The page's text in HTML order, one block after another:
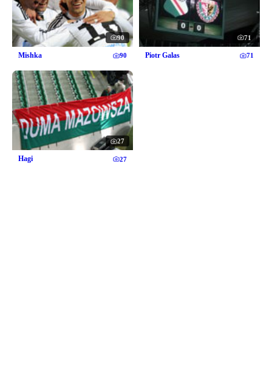
90
Mishka 90
71
Piotr Galas 71
27
Hagi 27